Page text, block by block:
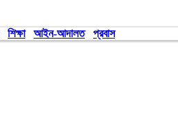
শিক্ষা আইন-আদালত প্রবাস